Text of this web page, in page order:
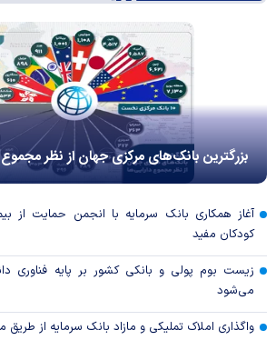
بزرگترین بانک‌های مرکزی جهان از نظر مجموع
آغاز همکاری بانک سرمایه با انجمن حمایت از
کودکان مفید
زیست بوم پولی و بانکی کشور بر پایه فناوری
می‌شود
واگذاری املاک تملیکی و مازاد بانک سرمایه از طریق